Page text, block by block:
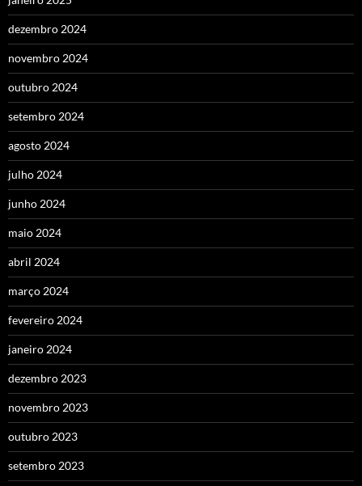
dezembro 2024
novembro 2024
outubro 2024
setembro 2024
agosto 2024
julho 2024
junho 2024
maio 2024
abril 2024
março 2024
fevereiro 2024
janeiro 2024
dezembro 2023
novembro 2023
outubro 2023
setembro 2023